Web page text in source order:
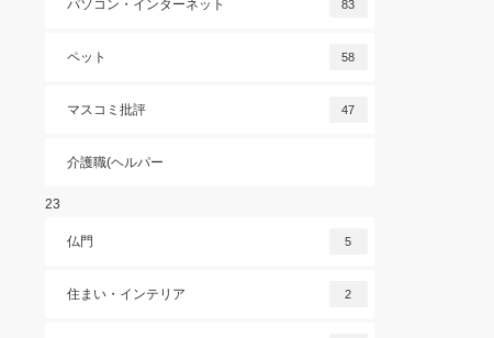
パソコン・インターネット 83
ペット 58
マスコミ批評 47
介護職(ヘルパー
23
仏門 5
住まい・インテリア 2